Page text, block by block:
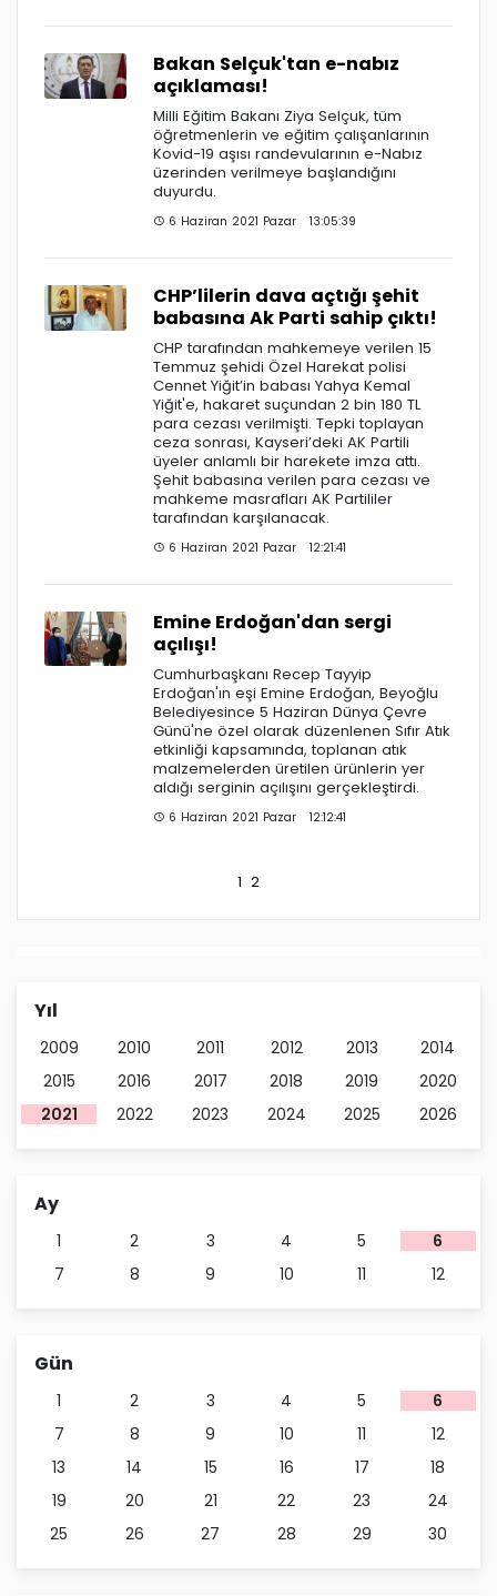
Bakan Selçuk'tan e-nabız
açıklaması!
Milli Eğitim Bakanı Ziya Selçuk, tüm
öğretmenlerin ve eğitim çalışanlarının
Kovid-19 aşısı randevularının e-Nabız
üzerinden verilmeye başlandığını
duyurdu.
6 Haziran 2021 Pazar 13:05:39
CHP’lilerin dava açtığı şehit
babasına Ak Parti sahip çıktı!
CHP tarafından mahkemeye verilen 15
Temmuz şehidi Özel Harekat polisi
Cennet Yiğit’in babası Yahya Kemal
Yiğit'e, hakaret suçundan 2 bin 180 TL
para cezası verilmişti. Tepki toplayan
ceza sonrası, Kayseri’deki AK Partili
üyeler anlamlı bir harekete imza attı.
Şehit babasına verilen para cezası ve
mahkeme masrafları AK Partililer
tarafından karşılanacak.
6 Haziran 2021 Pazar 12:21:41
Emine Erdoğan'dan sergi
açılışı!
Cumhurbaşkanı Recep Tayyip
Erdoğan'ın eşi Emine Erdoğan, Beyoğlu
Belediyesince 5 Haziran Dünya Çevre
Günü'ne özel olarak düzenlenen Sıfır Atık
etkinliği kapsamında, toplanan atık
malzemelerden üretilen ürünlerin yer
aldığı serginin açılışını gerçekleştirdi.
6 Haziran 2021 Pazar 12:12:41
1 2
Yıl
2009 2010 2011 2012 2013
2014
2015
2016 2017 2018 2019
2020
2021
2022 2023 2024 2025 2026
Ay
1 2 3 4 5
6
7
8 9 10 11 12
Gün
1 2 3 4 5
6
7
8 9 10 11
12
13
14 15 16 17
18
19
20 21 22 23
24
25
26 27 28 29 30